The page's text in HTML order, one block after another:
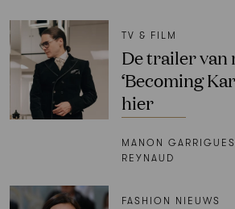
TV & FILM
De trailer van
‘Becoming
hier
MANON
REYNAUD
FASHION NIEUWS